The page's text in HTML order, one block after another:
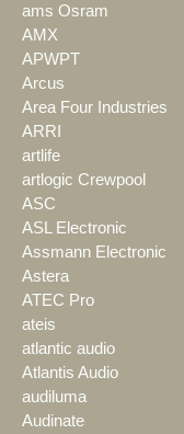
ams Osram
AMX
APWPT
Arcus
Area Four Industries
ARRI
artlife
artlogic Crewpool
ASC
ASL Electronic
Assmann Electronic
Astera
ATEC Pro
ateis
atlantic audio
Atlantis Audio
audiluma
Audinate